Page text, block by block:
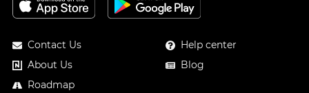
Contact Us
About Us
Roadmap
Help center
Blog